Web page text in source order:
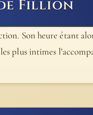
Fillion
Son heure étant
plus intimes